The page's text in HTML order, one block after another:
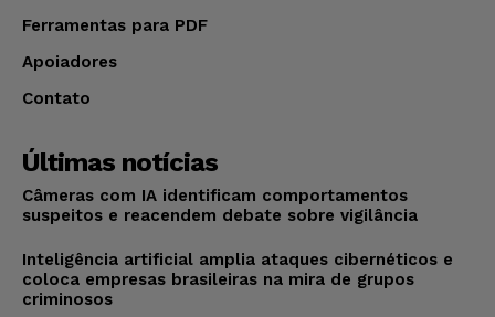
Ferramentas para PDF
Apoiadores
Contato
Últimas notícias
Câmeras com IA identificam comportamentos
suspeitos e reacendem debate sobre vigilância
Inteligência artificial amplia ataques cibernéticos e
coloca empresas brasileiras na mira de grupos
criminosos